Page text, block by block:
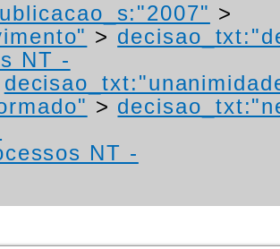
>
>
NT -
>
NT -